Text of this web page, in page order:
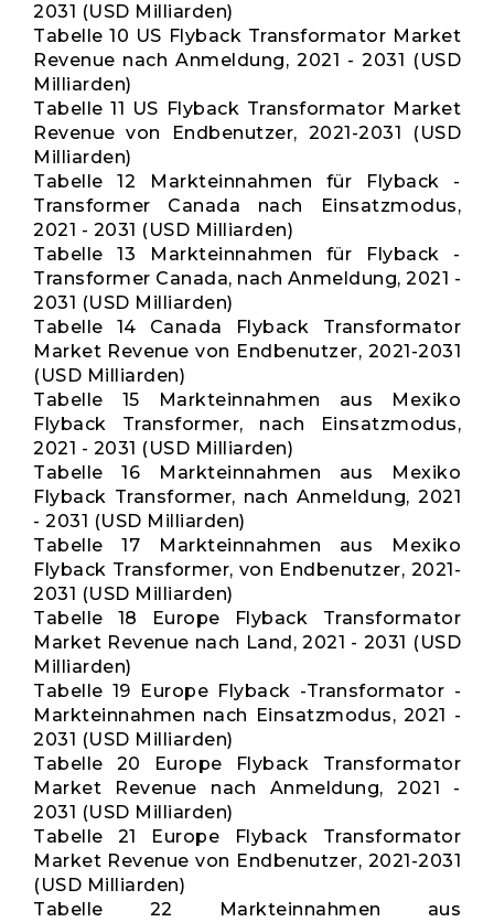
2031 (USD Milliarden)
Tabelle 10 US Flyback Transformator Market
Revenue nach Anmeldung, 2021 - 2031 (USD
Milliarden)
Tabelle 11 US Flyback Transformator Market
Revenue von Endbenutzer, 2021-2031 (USD
Milliarden)
Tabelle 12 Markteinnahmen für Flyback -
Transformer Canada nach Einsatzmodus,
2021 - 2031 (USD Milliarden)
Tabelle 13 Markteinnahmen für Flyback -
Transformer Canada, nach Anmeldung, 2021 -
2031 (USD Milliarden)
Tabelle 14 Canada Flyback Transformator
Market Revenue von Endbenutzer, 2021-2031
(USD Milliarden)
Tabelle 15 Markteinnahmen aus Mexiko
Flyback Transformer, nach Einsatzmodus,
2021 - 2031 (USD Milliarden)
Tabelle 16 Markteinnahmen aus Mexiko
Flyback Transformer, nach Anmeldung, 2021
- 2031 (USD Milliarden)
Tabelle 17 Markteinnahmen aus Mexiko
Flyback Transformer, von Endbenutzer, 2021-
2031 (USD Milliarden)
Tabelle 18 Europe Flyback Transformator
Market Revenue nach Land, 2021 - 2031 (USD
Milliarden)
Tabelle 19 Europe Flyback -Transformator -
Markteinnahmen nach Einsatzmodus, 2021 -
2031 (USD Milliarden)
Tabelle 20 Europe Flyback Transformator
Market Revenue nach Anmeldung, 2021 -
2031 (USD Milliarden)
Tabelle 21 Europe Flyback Transformator
Market Revenue von Endbenutzer, 2021-2031
(USD Milliarden)
Tabelle 22 Markteinnahmen aus